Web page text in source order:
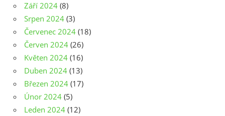
Září 2024 (8)
Srpen 2024 (3)
Červenec 2024 (18)
Červen 2024 (26)
Květen 2024 (16)
Duben 2024 (13)
Březen 2024 (17)
Únor 2024 (5)
Leden 2024 (12)